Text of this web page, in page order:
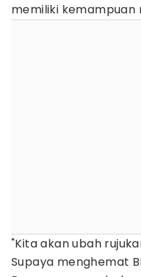
memiliki kemampuan
"Kita akan ubah
Supaya menghemat